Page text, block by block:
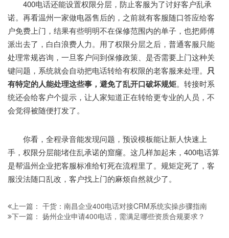
400电话还能设置权限分层，防止客服为了讨好客户乱承
诺。再看温州一家做电器售后的，之前就有客服随口答应给客
户免费上门，结果有些明明不在保修范围内的单子，也把师傅
派出去了，白白浪费人力。用了权限分层之后，普通客服只能
处理常规咨询，一旦客户问到保修政策、是否需要上门这种关
键问题，系统就会自动把电话转给有权限的老客服来处理。 只
有特定的人能处理这些事，避免了乱开口破坏规矩。转接时系
统还会给客户个提示，让人家知道正在转给更专业的人员，不
会觉得被随便打发了。
你看，全程录音能发现问题，预设模板能让新人快速上
手，权限分层能堵住乱承诺的窟窿。这几样加起来，400电话算
是帮温州企业把客服标准给钉死在流程里了。规矩定死了，客
服没法随口乱改，客户找上门的麻烦自然就少了。
上一篇： 干货：南昌企业400电话对接CRM系统实操步骤指南
下一篇： 扬州企业申请400电话，需满足哪些资质合规要求？